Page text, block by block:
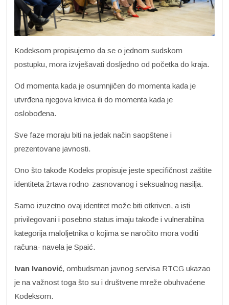
Kodeksom propisujemo da se o jednom sudskom
postupku, mora izvješavati dosljedno od početka do kraja.
Od momenta kada je osumnjičen do momenta kada je
utvrđena njegova krivica ili do momenta kada je
oslobođena.
Sve faze moraju biti na jedak način saopštene i
prezentovane javnosti.
Ono što takođe Kodeks propisuje jeste specifičnost zaštite
identiteta žrtava rodno-zasnovanog i seksualnog nasilja.
Samo izuzetno ovaj identitet može biti otkriven, a isti
privilegovani i posebno status imaju takođe i vulnerabilna
kategorija maloljetnika o kojima se naročito mora voditi
računa- navela je Spaić.
Ivan Ivanović, ombudsman javnog servisa RTCG ukazao
je na važnost toga što su i društvene mreže obuhvaćene
Kodeksom.